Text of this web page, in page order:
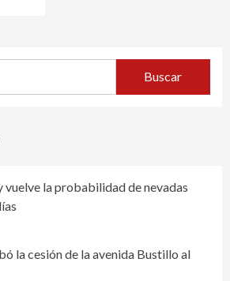
vuelve la probabilidad de nevadas
la cesión de la avenida Bustillo al